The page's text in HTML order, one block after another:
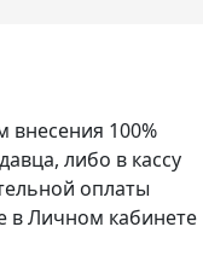
внесения 100%
либо в кассу
оплаты
в Личном кабинете